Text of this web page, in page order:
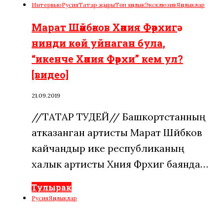
ИнтервьюРусияТатар җырыТөп яңалыкЭксклюзивЯңалыклар
Марат Шәйбәков Хәния Фәрхигә
нинди көй уйнаган була,
“икенче Хәния Фәрхи” кем ул?
[видео]
21.09.2019
//ТАТАР ТУДЕЙ// Башкортстанның
атказанган артисты Марат Шәйбәков
кайчандыр ике республиканың
халык артисты Хәния Фәрхигә баянда…
Тулырак
РусияЯңалыклар